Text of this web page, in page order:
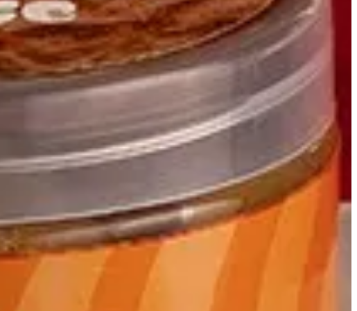
جار كاروت
طبقات من كيك الجزر الغني بالقرفة مع فينش كراميل ومكسرات مقرمشة
100 ج.م
تعليمات خاصة